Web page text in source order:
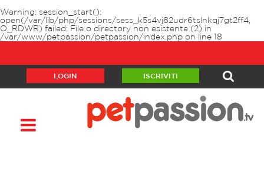
Warning: session_start():
open(/var/lib/php/sessions/sess_k5s4vj82udr6tslnkqj7gt2ff4,
O_RDWR) failed: File o directory non esistente (2) in
/var/www/petpassion/petpassion/index.php on line 18
LOGIN ISCRIVITI